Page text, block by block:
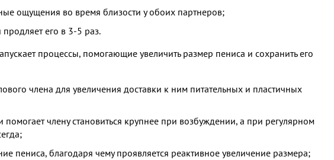
ощущения во время близости у обоих партнеров;
его в 3-5 раз.
процессы, помогающие увеличить размер пениса и сохранить его
члена для увеличения доставки к ним питательных и пластичных
помогает члену становиться крупнее при возбуждении, а при регулярном
пениса, благодаря чему проявляется реактивное увеличение размера;